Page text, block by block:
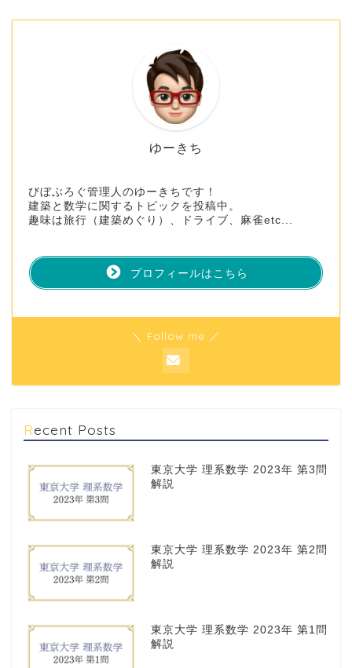
ゆーきち
びぼぶろぐ管理人のゆーきちです！
建築と数学に関するトピックを投稿中。
趣味は旅行（建築めぐり）、ドライブ、麻雀etc...
プロフィールはこちら
＼ Follow me ／
Recent Posts
東京大学 理系数学 2023年 第3問
解説
東京大学 理系数学 2023年 第2問
解説
東京大学 理系数学 2023年 第1問
解説